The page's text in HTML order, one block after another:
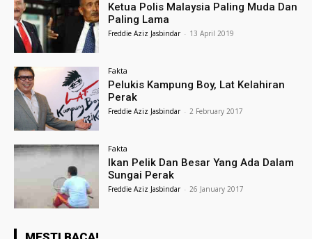
Ketua Polis Malaysia Paling Muda Dan
Paling Lama
Freddie Aziz Jasbindar - 13 April 2019
Fakta
Pelukis Kampung Boy, Lat Kelahiran
Perak
Freddie Aziz Jasbindar - 2 February 2017
Fakta
Ikan Pelik Dan Besar Yang Ada Dalam
Sungai Perak
Freddie Aziz Jasbindar - 26 January 2017